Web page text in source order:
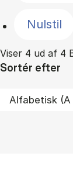
Nulstil
Viser 4 ud af 4
Sortér efter